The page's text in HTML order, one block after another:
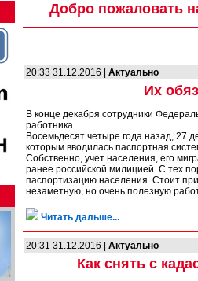
Добро пожаловать
20:33 31.12.2016 | Актуально
Их
В конце декабря сотрудники
работника.
Восемьдесят четыре года назад, 27
которым вводилась паспортная
Собственно, учет населения, его
ранее российской милицией. С тех
паспортизацию населения. Стоит
незаметную, но очень полезную
Читать дальше...
20:31 31.12.2016 | Актуально
Как снять с